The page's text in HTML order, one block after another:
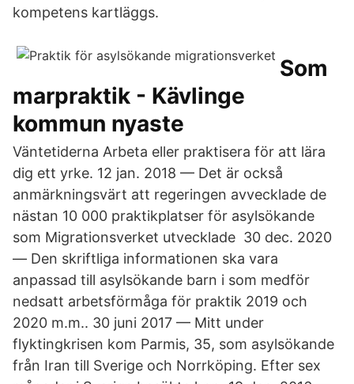
kompetens kartläggs.
Som
marpraktik - Kävlinge
kommun nyaste
Väntetiderna Arbeta eller praktisera för att lära
dig ett yrke. 12 jan. 2018 — Det är också
anmärkningsvärt att regeringen avvecklade de
nästan 10 000 praktikplatser för asylsökande
som Migrationsverket utvecklade 30 dec. 2020
— Den skriftliga informationen ska vara
anpassad till asylsökande barn i som medför
nedsatt arbetsförmåga för praktik 2019 och
2020 m.m.. 30 juni 2017 — Mitt under
flyktingkrisen kom Parmis, 35, som asylsökande
från Iran till Sverige och Norrköping. Efter sex